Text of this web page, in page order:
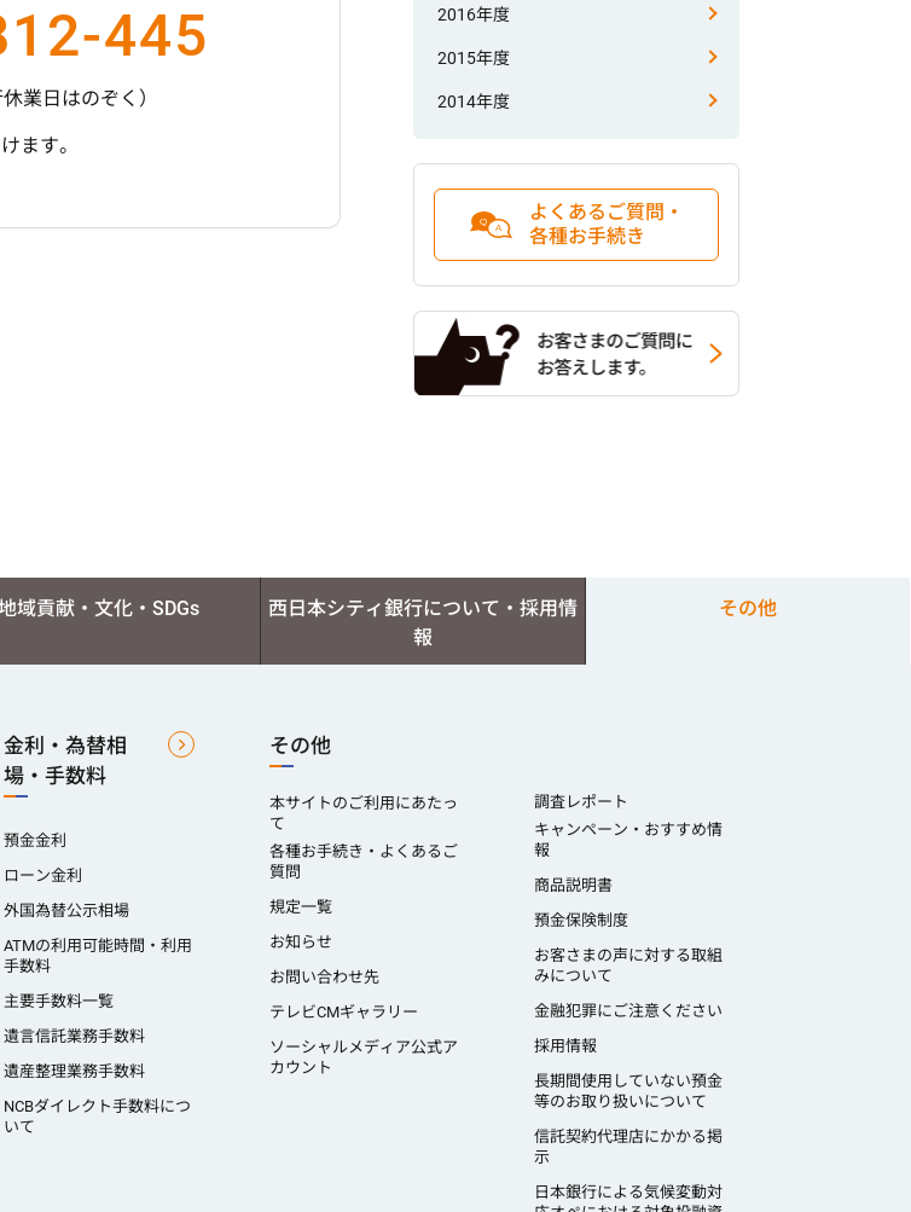
445
業日はのぞく）
ます。
2016年度
2015年度
2014年度
よくあるご質問・
各種お手続き
域貢献・文化・SDGs
西日本シティ銀行について・採用情
報
その他
金利・為替相
場・手数料
預金金利
ローン金利
外国為替公示相場
ATMの利用可能時間・利用
手数料
主要手数料一覧
遺言信託業務手数料
遺産整理業務手数料
NCBダイレクト手数料につ
いて
その他
本サイトのご利用にあたっ
て
各種お手続き・よくあるご
質問
規定一覧
お知らせ
お問い合わせ先
テレビCMギャラリー
ソーシャルメディア公式ア
カウント
調査レポート
キャンペーン・おすすめ情
報
商品説明書
預金保険制度
お客さまの声に対する取組
みについて
金融犯罪にご注意ください
採用情報
長期間使用していない預金
等のお取り扱いについて
信託契約代理店にかかる掲
示
日本銀行による気候変動対